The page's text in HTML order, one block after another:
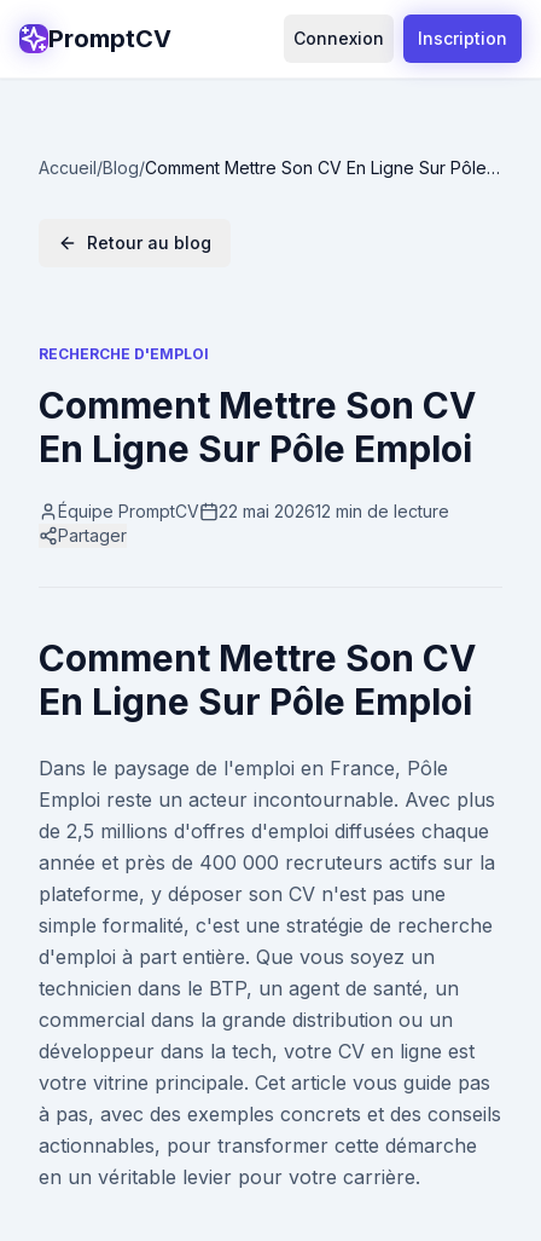
PromptCV Connexion Inscription
Accueil/Blog/Comment Mettre Son CV En Ligne Sur Pôle
Retour au blog
RECHERCHE D'EMPLOI
Comment Mettre Son CV
En Ligne Sur Pôle Emploi
Équipe PromptCV 22 mai 202612 min de lecture
Partager
Comment Mettre Son CV
En Ligne Sur Pôle Emploi
Dans le paysage de l'emploi en France, Pôle
Emploi reste un acteur incontournable. Avec plus
de 2,5 millions d'offres d'emploi diffusées chaque
année et près de 400 000 recruteurs actifs sur la
plateforme, y déposer son CV n'est pas une
simple formalité, c'est une stratégie de recherche
d'emploi à part entière. Que vous soyez un
technicien dans le BTP, un agent de santé, un
commercial dans la grande distribution ou un
développeur dans la tech, votre CV en ligne est
votre vitrine principale. Cet article vous guide pas
à pas, avec des exemples concrets et des conseils
actionnables, pour transformer cette démarche
en un véritable levier pour votre carrière.